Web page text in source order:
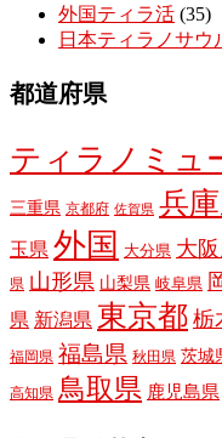
外国ティラ活 (35)
日本ティラノサウ
都道府県
ティラノミュ
三重県 京都府 佐賀県 兵
玉県 外国 大分県 大
県 山形県 山梨県 岐阜県
県 新潟県 東京都 栃
福岡県 福島県 秋田県 茨城
高知県 鳥取県 鹿児島県